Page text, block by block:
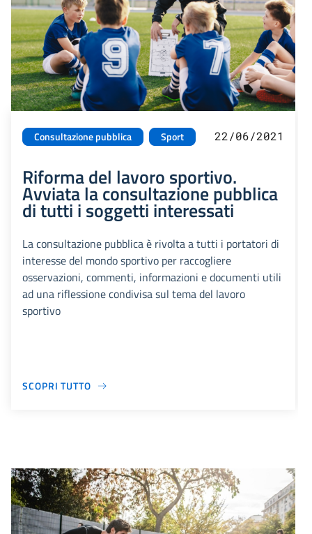
Consultazione pubblica Sport 22/06/2021
Riforma del lavoro sportivo.
Avviata la consultazione pubblica
di tutti i soggetti interessati
La consultazione pubblica è rivolta a tutti i portatori di
interesse del mondo sportivo per raccogliere
osservazioni, commenti, informazioni e documenti utili
ad una riflessione condivisa sul tema del lavoro
sportivo
SCOPRI TUTTO